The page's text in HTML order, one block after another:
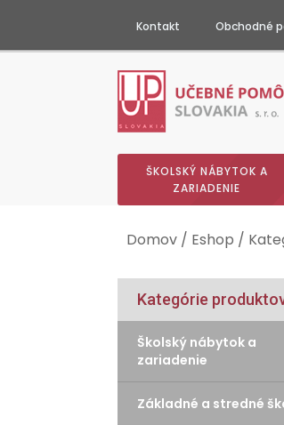
Kontakt Obchodné
ŠKOLSKÝ NÁBYTOK A
ZARIADENIE
Domov / Eshop /
Kategórie
Školský nábytok a
zariadenie
Základné a stredné